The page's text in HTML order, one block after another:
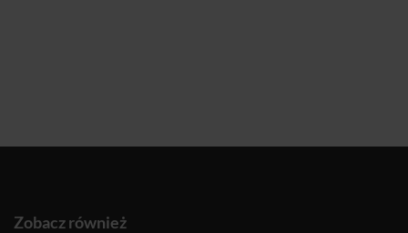
Zobacz również